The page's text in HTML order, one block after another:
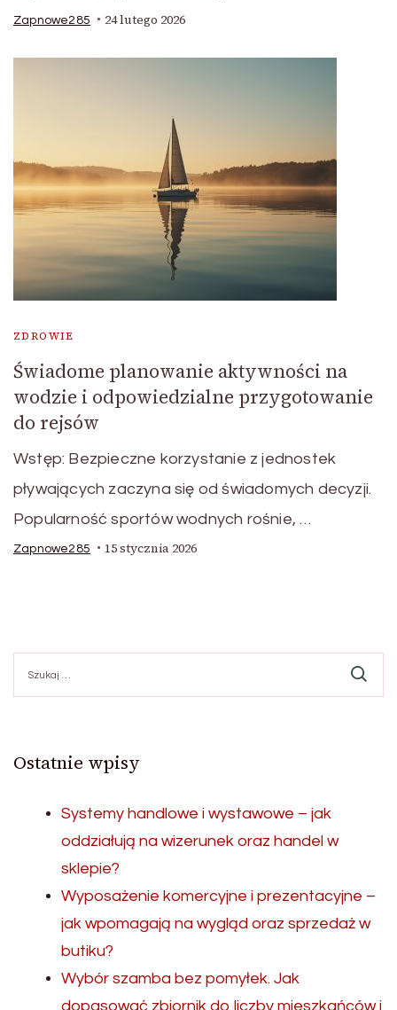
Zapnowe285 24 lutego 2026
ZDROWIE
Świadome planowanie aktywności na
wodzie i odpowiedzialne przygotowanie
do rejsów
Wstęp: Bezpieczne korzystanie z jednostek
pływających zaczyna się od świadomych decyzji.
Popularność sportów wodnych rośnie, …
Zapnowe285 15 stycznia 2026
Ostatnie wpisy
Systemy handlowe i wystawowe – jak
oddziałują na wizerunek oraz handel w
sklepie?
Wyposażenie komercyjne i prezentacyjne –
jak wpomagają na wygląd oraz sprzedaż w
butiku?
Wybór szamba bez pomyłek. Jak
dopasować zbiornik do liczby mieszkańców i